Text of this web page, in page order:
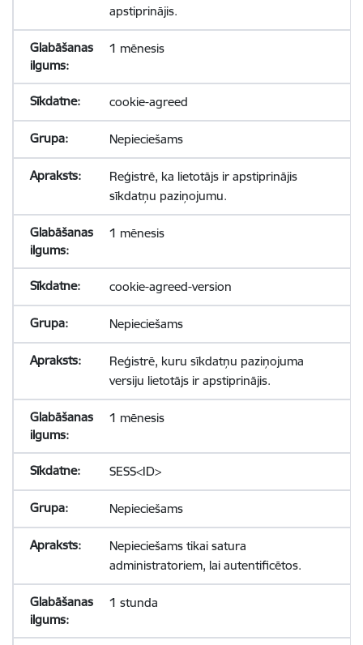
apstiprinājis.
1 mēnesis
cookie-agreed
Nepieciešams
Reģistrē, ka lietotājs ir apstiprinājis
sīkdatņu paziņojumu.
1 mēnesis
cookie-agreed-version
Nepieciešams
Reģistrē, kuru sīkdatņu paziņojuma
versiju lietotājs ir apstiprinājis.
1 mēnesis
SESS<ID>
Nepieciešams
Nepieciešams tikai satura
administratoriem, lai autentificētos.
1 stunda